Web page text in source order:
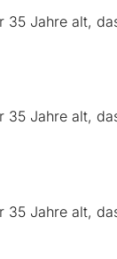
35 Jahre alt,
35 Jahre alt,
35 Jahre alt,